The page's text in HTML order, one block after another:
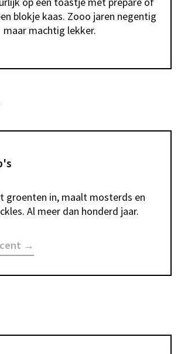
blokje kaas. Zooo jaren negentig
maar machtig lekker.
groenten in, maalt mosterds en
Al meer dan honderd jaar.
→